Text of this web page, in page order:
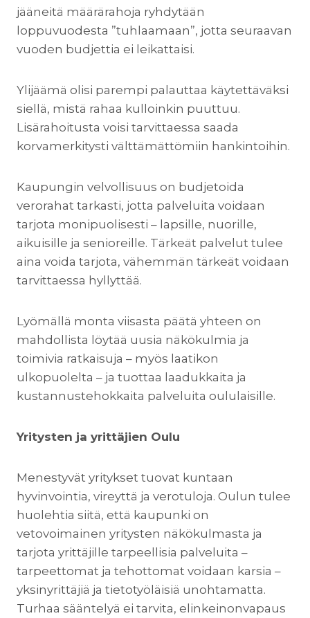
jääneitä määrärahoja ryhdytään
loppuvuodesta ”tuhlaamaan”, jotta seuraavan
vuoden budjettia ei leikattaisi.
Ylijäämä olisi parempi palauttaa käytettäväksi
siellä, mistä rahaa kulloinkin puuttuu.
Lisärahoitusta voisi tarvittaessa saada
korvamerkitysti välttämättömiin hankintoihin.
Kaupungin velvollisuus on budjetoida
verorahat tarkasti, jotta palveluita voidaan
tarjota monipuolisesti – lapsille, nuorille,
aikuisille ja senioreille. Tärkeät palvelut tulee
aina voida tarjota, vähemmän tärkeät voidaan
tarvittaessa hyllyttää.
Lyömällä monta viisasta päätä yhteen on
mahdollista löytää uusia näkökulmia ja
toimivia ratkaisuja – myös laatikon
ulkopuolelta – ja tuottaa laadukkaita ja
kustannustehokkaita palveluita oululaisille.
Yritysten ja yrittäjien Oulu
Menestyvät yritykset tuovat kuntaan
hyvinvointia, vireyttä ja verotuloja. Oulun tulee
huolehtia siitä, että kaupunki on
vetovoimainen yritysten näkökulmasta ja
tarjota yrittäjille tarpeellisia palveluita –
tarpeettomat ja tehottomat voidaan karsia –
yksinyrittäjiä ja tietotyöläisiä unohtamatta.
Turhaa sääntelyä ei tarvita, elinkeinonvapaus